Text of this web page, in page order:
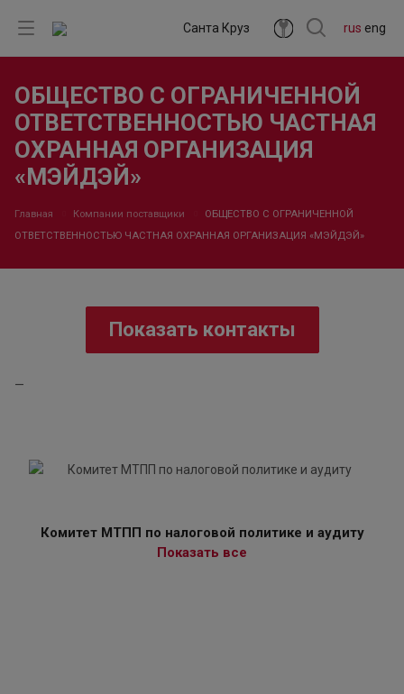
rus eng
Санта Круз
ОБЩЕСТВО С ОГРАНИЧЕННОЙ
ОТВЕТСТВЕННОСТЬЮ ЧАСТНАЯ
ОХРАННАЯ ОРГАНИЗАЦИЯ
«МЭЙДЭЙ»
Главная Компании поставщики
ОБЩЕСТВО С ОГРАНИЧЕННОЙ
ОТВЕТСТВЕННОСТЬЮ ЧАСТНАЯ ОХРАННАЯ ОРГАНИЗАЦИЯ «МЭЙДЭЙ»
Показать контакты
—
Комитет МТПП по налоговой политике и аудиту
Показать все